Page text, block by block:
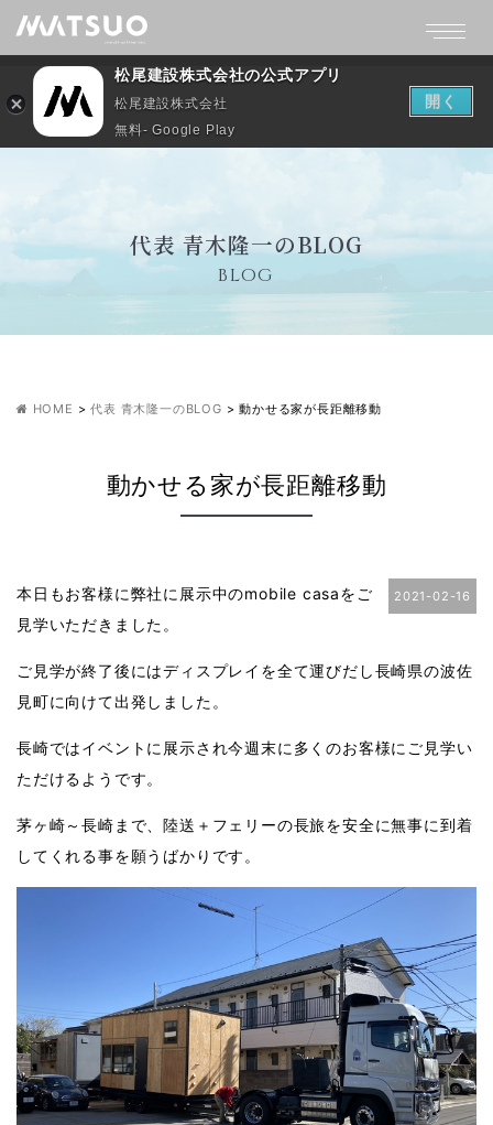
代表 青木隆一のBLOG
BLOG
HOME >代表 青木隆一のBLOG >動かせる家が長距離移動
動かせる家が長距離移動
2021-02-16
本日もお客様に弊社に展示中のmobile casaをご
見学いただきました。
ご見学が終了後にはディスプレイを全て運びだし長崎県の波佐
見町に向けて出発しました。
長崎ではイベントに展示され今週末に多くのお客様にご見学い
ただけるようです。
茅ヶ崎～長崎まで、陸送＋フェリーの長旅を安全に無事に到着
してくれる事を願うばかりです。
松尾建設株式会社の公式アプリ
松尾建設株式会社
無料- Google Play
開く